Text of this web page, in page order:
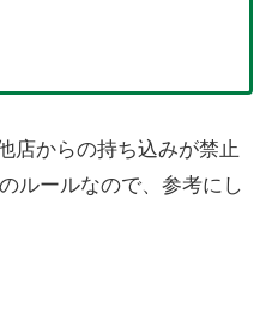
店からの持ち込みが禁止
ルールなので、参考にし